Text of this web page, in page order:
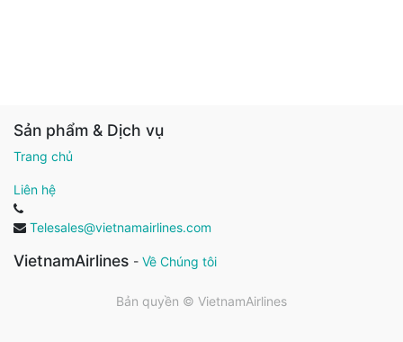
Sản phẩm & Dịch vụ
Trang chủ
Liên hệ
Telesales@vietnamairlines.com
VietnamAirlines - Về Chúng tôi
Bản quyền © VietnamAirlines